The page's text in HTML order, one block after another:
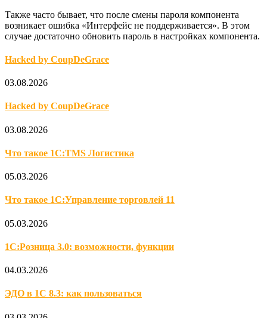
Также часто бывает, что после смены пароля компонента
возникает ошибка «Интерфейс не поддерживается». В этом
случае достаточно обновить пароль в настройках компонента.
Hacked by CoupDeGrace
03.08.2026
Hacked by CoupDeGrace
03.08.2026
Что такое 1С:TMS Логистика
05.03.2026
Что такое 1С:Управление торговлей 11
05.03.2026
1С:Розница 3.0: возможности, функции
04.03.2026
ЭДО в 1С 8.3: как пользоваться